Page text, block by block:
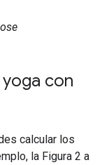
con
calcular los
la Figura 2 a